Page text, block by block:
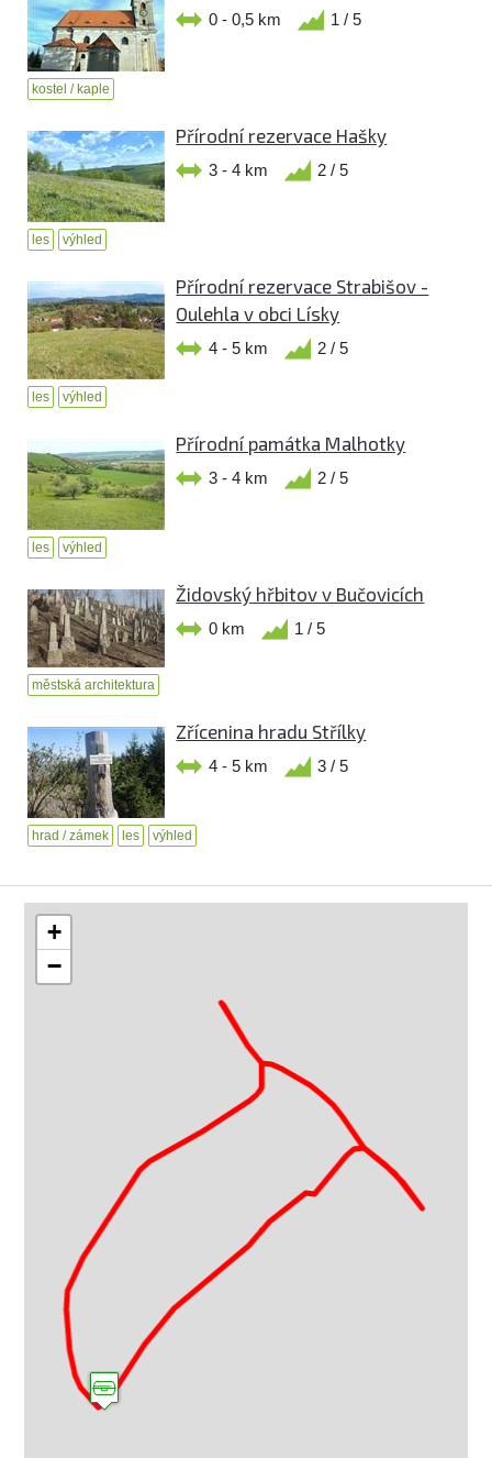
0 - 0,5 km 1 / 5
kostel / kaple
Přírodní rezervace Hašky
3 - 4 km 2 / 5
les výhled
Přírodní rezervace Strabišov -
Oulehla v obci Lísky
4 - 5 km 2 / 5
les výhled
Přírodní památka Malhotky
3 - 4 km 2 / 5
les výhled
Židovský hřbitov v Bučovicích
0 km 1 / 5
městská architektura
Zřícenina hradu Střílky
4 - 5 km 3 / 5
hrad / zámek les výhled
+
−